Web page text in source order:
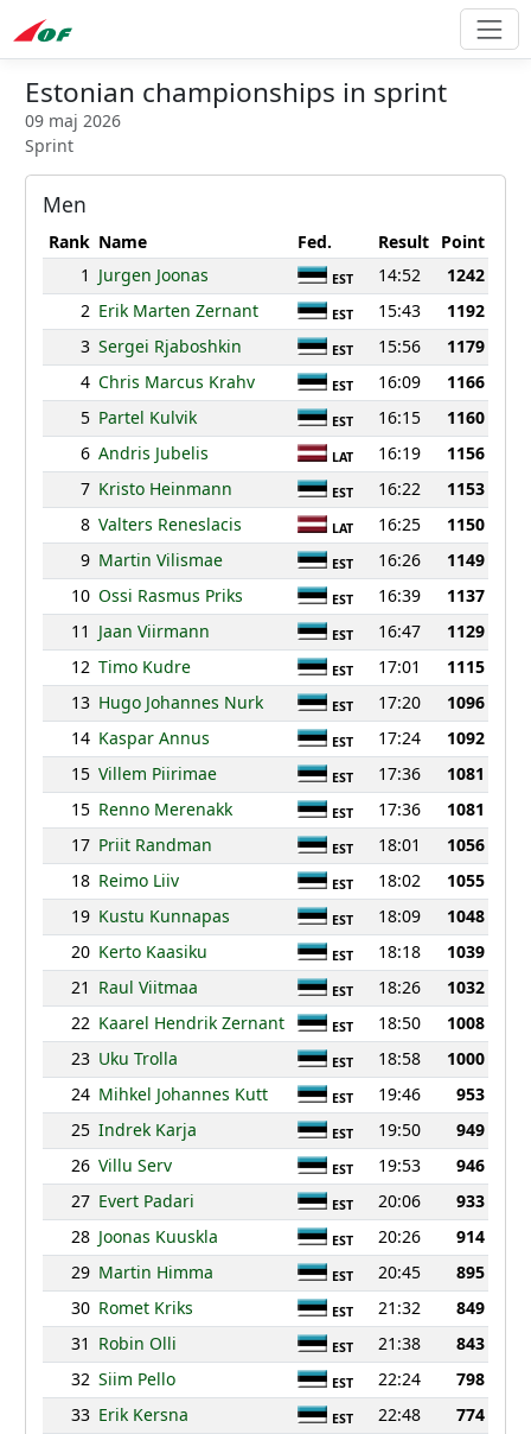
Estonian championships in sprint
09 maj 2026
Sprint
Men
Rank Name Fed. Result
Point
1 Jurgen Joonas EST 14:52
1242
2 Erik Marten Zernant EST 15:43
1192
3 Sergei Rjaboshkin EST 15:56
1179
4 Chris Marcus Krahv EST 16:09
1166
5 Partel Kulvik EST 16:15
1160
6 Andris Jubelis LAT 16:19
1156
7 Kristo Heinmann EST 16:22
1153
8 Valters Reneslacis LAT 16:25
1150
9 Martin Vilismae EST 16:26
1149
10 Ossi Rasmus Priks EST 16:39
1137
11 Jaan Viirmann EST 16:47
1129
12 Timo Kudre EST 17:01
1115
13 Hugo Johannes Nurk EST 17:20
1096
14 Kaspar Annus EST 17:24
1092
15 Villem Piirimae EST 17:36
1081
15 Renno Merenakk EST 17:36
1081
17 Priit Randman EST 18:01
1056
18 Reimo Liiv EST 18:02
1055
19 Kustu Kunnapas EST 18:09
1048
20 Kerto Kaasiku EST 18:18
1039
21 Raul Viitmaa EST 18:26
1032
22 Kaarel Hendrik Zernant EST 18:50
1008
23 Uku Trolla EST 18:58
1000
24 Mihkel Johannes Kutt EST 19:46
953
25 Indrek Karja EST 19:50
949
26 Villu Serv EST 19:53
946
27 Evert Padari EST 20:06
933
28 Joonas Kuuskla EST 20:26
914
29 Martin Himma EST 20:45
895
30 Romet Kriks EST 21:32
849
31 Robin Olli EST 21:38
843
32 Siim Pello EST 22:24
798
33 Erik Kersna EST 22:48
774